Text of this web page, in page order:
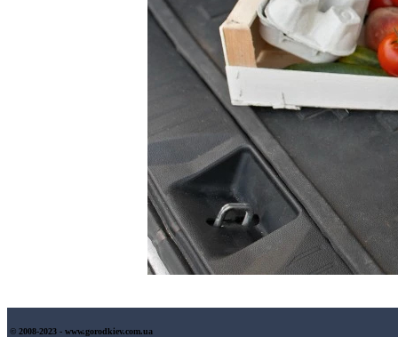
© 2008-2023 - www.gorodkiev.com.ua